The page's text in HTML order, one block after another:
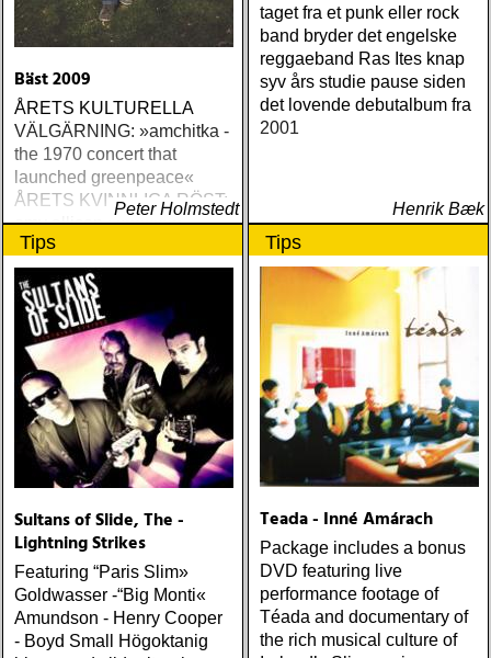
Bäst 2009
ÅRETS KULTURELLA
VÄLGÄRNING: »amchitka -
the 1970 concert that
launched greenpeace«
ÅRETS KVINNLIGA RÖST:
amy allison : sheffield
streets (urban myth)
ÅRETS SKILSMÄSSA:
amy speace : the killer in
me (wildflower) ÅRETS
WILLIE NELSON; bob
cheevers : tall texas tales
(inbred) ÅRETS PLATTA,
ALLA KATEGORIER, HELT
ENKELT: citizen k : meet
citizen k (paraply) ÅRETS
MANLIGA RÖST: clarence
(hyena) ÅRETS GILLIAN
WELCH: dave rawlings
machine : a friend of a
friend (acony) ÅRETS
MEST UNDANGÖMDA:
david mead : almost &
Peter Holmstedt
taget fra et punk eller rock
band bryder det engelske
reggaeband Ras Ites knap
syv års studie pause siden
det lovende debutalbum fra
2001
Henrik Bæk
Tips
Sultans of Slide, The -
Lightning Strikes
Featuring “Paris Slim»
Goldwasser -“Big Monti«
Amundson - Henry Cooper
- Boyd Small Högoktanig
Tips
Teada - Inné Amárach
Package includes a bonus
DVD featuring live
performance footage of
Téada and documentary of
the rich musical culture of